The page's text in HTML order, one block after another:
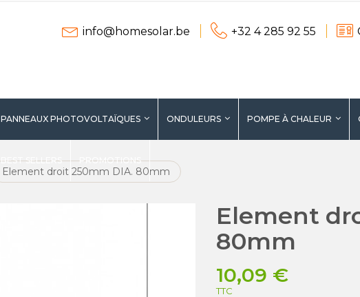
info@homesolar.be +32 4 285 92 55
PANNEAUX PHOTOVOLTAÏQUES ONDULEURS POMPE À CHALEUR
BEST SELLERS PROMOTIONS
Element droit 250mm DIA. 80mm
Element
80mm
10,09 €
TTC